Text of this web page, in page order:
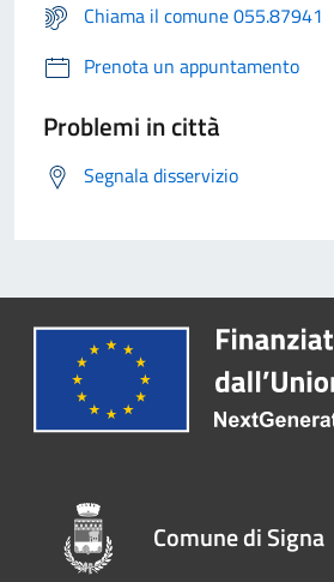
Chiama il comune 055.87941
Prenota un appuntamento
Problemi in città
Segnala disservizio
Comune di Signa